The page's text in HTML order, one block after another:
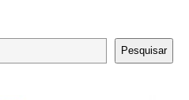
Pesquisar